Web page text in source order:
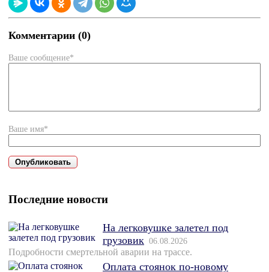
Комментарии (0)
Ваше сообщение*
Ваше имя*
Последние новости
На легковушке залетел под
грузовик 06.08.2026
Подробности смертельной аварии на трассе.
Оплата стоянок по-новому